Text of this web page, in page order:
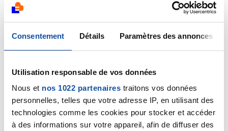
Consentement Détails Paramètres des annonces
Utilisation responsable de vos données
Nous et nos 1022 partenaires traitons vos données
personnelles, telles que votre adresse IP, en utilisant des
technologies comme les cookies pour stocker et accéder
à des informations sur votre appareil, afin de diffuser des
une situation qui n'est pas rare et qui se traite avec
nouveau dosage du PSA dans un mois afin de voir
comment ce taux évolue.
augmenter, la situation reste contrôlable.
Bien cordialement
Dr A.Marceau
Citer